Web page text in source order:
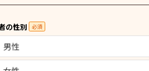
の性別 必須
男性